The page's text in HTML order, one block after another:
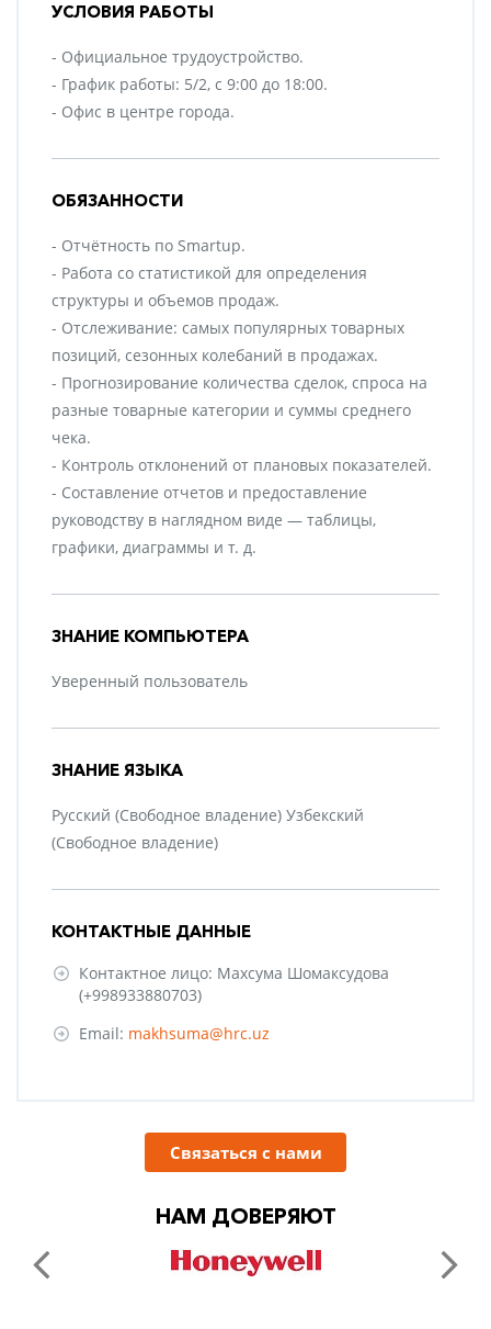
УСЛОВИЯ РАБОТЫ
- Официальное трудоустройство.
- График работы: 5/2, с 9:00 до 18:00.
- Офис в центре города.
ОБЯЗАННОСТИ
- Отчётность по Smartup.
- Работа со статистикой для определения
структуры и объемов продаж.
- Отслеживание: самых популярных товарных
позиций, сезонных колебаний в продажах.
- Прогнозирование количества сделок, спроса на
разные товарные категории и суммы среднего
чека.
- Контроль отклонений от плановых показателей.
- Составление отчетов и предоставление
руководству в наглядном виде — таблицы,
графики, диаграммы и т. д.
ЗНАНИЕ КОМПЬЮТЕРА
Уверенный пользователь
ЗНАНИЕ ЯЗЫКА
Русский (Свободное владение) Узбекский
(Свободное владение)
КОНТАКТНЫЕ ДАННЫЕ
Контактное лицо: Махсума Шомаксудова
(+998933880703)
Email: makhsuma@hrc.uz
Связаться с нами
НАМ ДОВЕРЯЮТ